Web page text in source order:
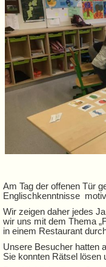
Am Tag der offenen Tür
Englischkenntnisse
Wir zeigen daher jedes
wir uns mit dem Thema
in einem Restaurant
Unsere Besucher hatten
Sie konnten Rätsel lösen